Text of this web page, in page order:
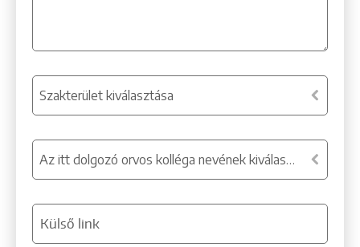
Szakterület kiválasztása
Az itt dolgozó orvos kolléga nevének kiválasztása
Külső link